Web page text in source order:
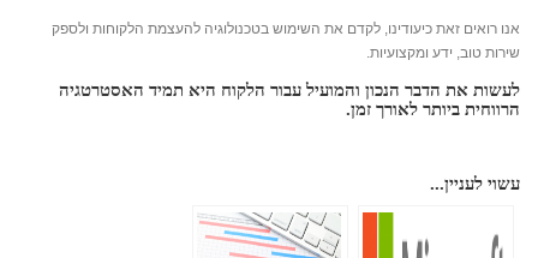
אנו רואים זאת כיעודינו, לקדם את השימוש בטכנולוגיה להעצמת הלקוחות ולספק
שירות טוב, ידע ומקצועיות.
לעשות את הדבר הנכון והמועיל עבור הלקוח היא תמיד האסטרטגיה
הרווחית ביותר לאורך זמן.
עשוי לעניין...